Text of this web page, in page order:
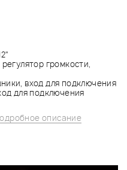
громкости,
вход для подключения
для подключения
описание